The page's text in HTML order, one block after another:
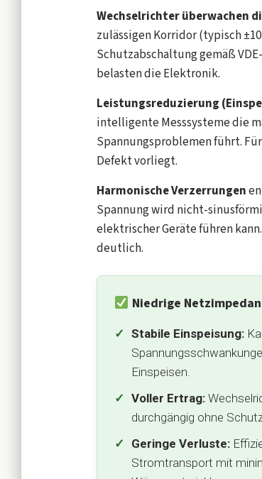
Wechselrichter überwachen
zulässigen Korridor (typisch
Schutzabschaltung gemäß
belasten die Elektronik.
Leistungsreduzierung
intelligente Messsysteme die
Spannungsproblemen führt.
Defekt vorliegt.
Harmonische Verzerrungen
Spannung wird nicht-
elektrischer Geräte führen
deutlich.
Niedrige
Stabile Einspeisung:
Einspeisen.
Voller Ertrag:
durchgängig ohne
Geringe Verluste:
Stromtransport mit